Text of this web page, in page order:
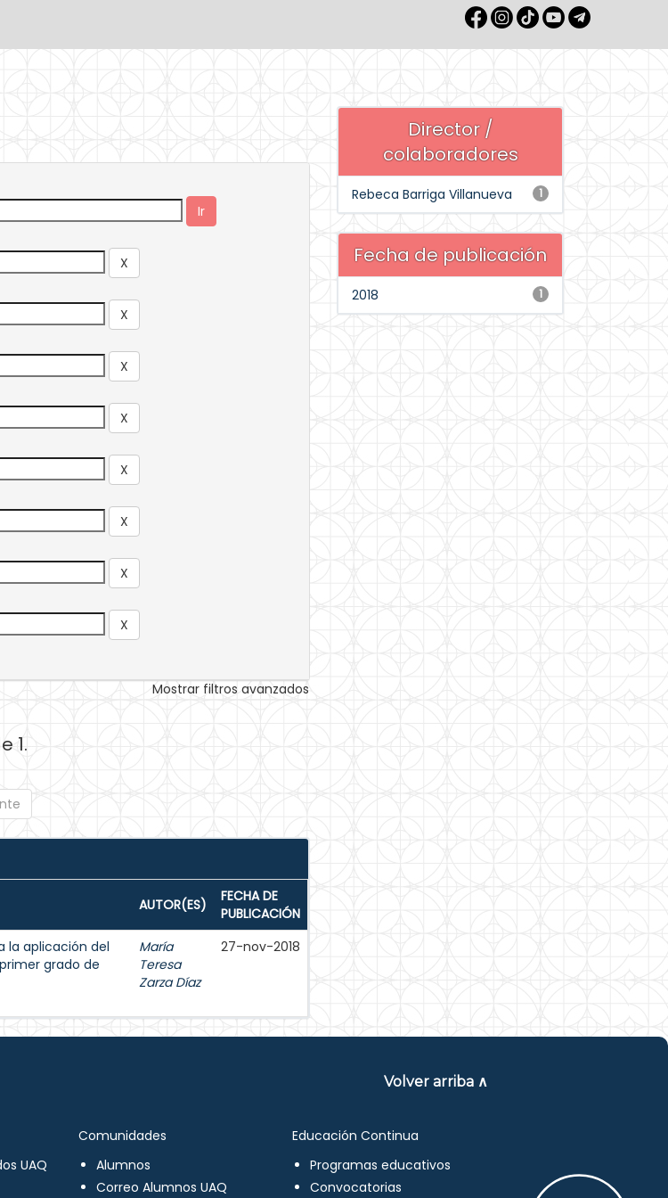
Mostrar filtros avanzados
1.
AUTOR(ES)
FECHA DE
PUBLICACIÓN
la aplicación del
grado de
María
Teresa
Zarza Díaz
27-nov-2018
Director /
colaboradores
1
Rebeca Barriga Villanueva
Fecha de publicación
1
2018
Volver arriba ∧
UAQ
Comunidades
Alumnos
Correo Alumnos UAQ
Educación Continua
Programas educativos
Convocatorias